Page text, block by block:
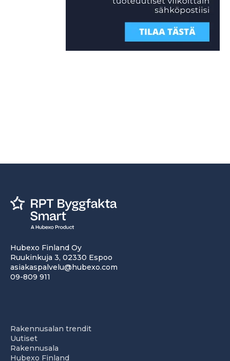
Hubexo Finland Oy
Ruukinkuja 3, 02330 Espoo
asiakaspalvelu@hubexo.com
09-809 911
Rakennusalan trendit
Uutiset
Rakennusala
Hubexo Finland